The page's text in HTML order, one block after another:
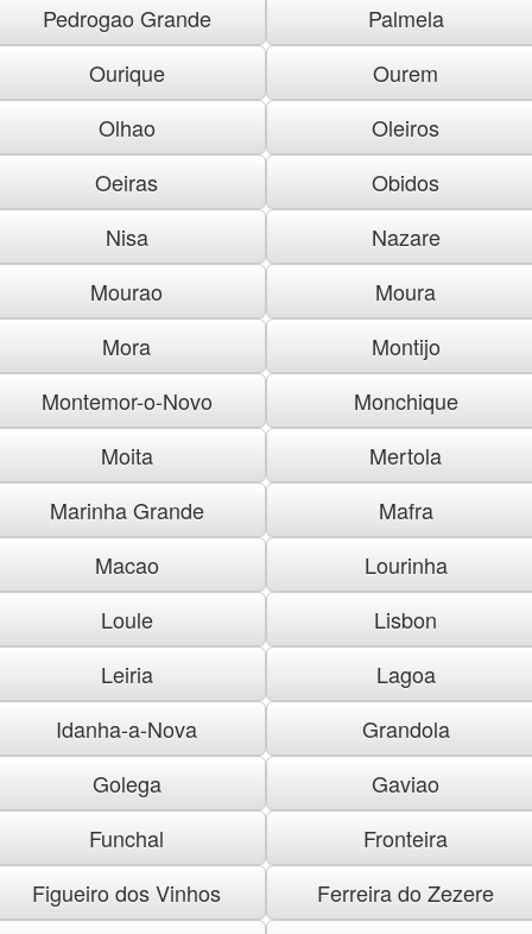
Pedrogao Grande
Palmela
Ourique
Ourem
Olhao
Oleiros
Oeiras
Obidos
Nisa
Nazare
Mourao
Moura
Mora
Montijo
Montemor-o-Novo
Monchique
Moita
Mertola
Marinha Grande
Mafra
Macao
Lourinha
Loule
Lisbon
Leiria
Lagoa
Idanha-a-Nova
Grandola
Golega
Gaviao
Funchal
Fronteira
Figueiro dos Vinhos
Ferreira do Zezere